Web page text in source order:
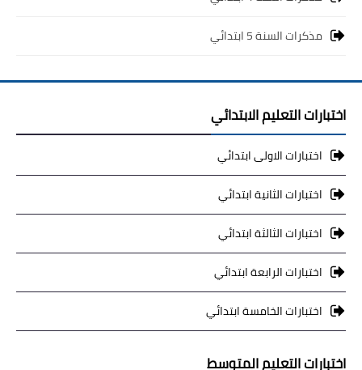
مذكرات السنة 5 ابتدائي
اختبارات التعليم الابتدائي
اختبارات الاولى ابتدائي
اختبارات الثانية ابتدائي
اختبارات الثالثة ابتدائي
اختبارات الرابعة ابتدائي
اختبارات الخامسة ابتدائي
اختبارات التعليم المتوسط